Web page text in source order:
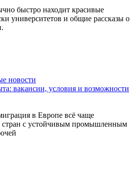
быстро находит красивые
университетов и общие рассказы о
новости
вакансии, условия и возможности
в Европе всё чаще
стран с устойчивым промышленным